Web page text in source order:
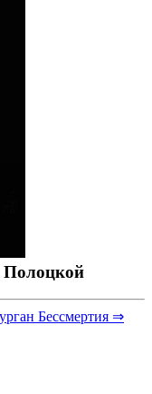
Полоцкой
Бессмертия ⇒